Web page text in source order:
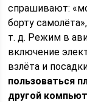
спрашивают:
борту
т. д. Режим в
включение
взлёта и
пользоваться
другой